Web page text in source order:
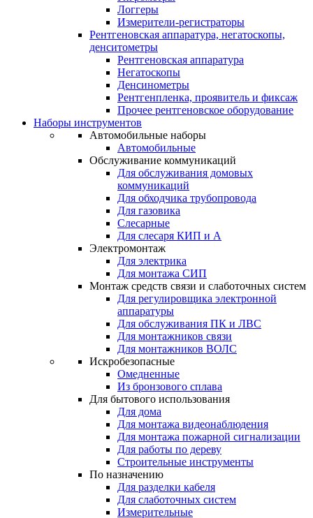
Логгеры
Измерители-регистраторы
Рентгеновская аппаратура, негатоскопы,
денситометры
Рентгеновская аппаратура
Негатоскопы
Денсинометры
Рентгенпленка, проявитель и фиксаж
Прочее рентгеновское оборудование
Наборы инструментов
Автомобильные наборы
Автомобильные
Обслуживание коммуникаций
Для обслуживания домовых
коммуникаций
Для обходчика трубопровода
Для газовика
Слесарные
Для слесаря КИП и А
Электромонтаж
Для электрика
Для монтажа СИП
Монтаж средств связи и слаботочных систем
Для регулировщика электронной
аппаратуры
Для обслуживания ПК и ЛВС
Для монтажников связи
Для монтажников ВОЛС
Искробезопасные
Омедненные
Из бронзового сплава
Для бытового использования
Для дома
Для монтажа видеонаблюдения
Для монтажа пожарной сигнализации
Для работы по дереву
Строительные инструменты
По назначению
Для разделки кабеля
Для слаботочных систем
Измерительные